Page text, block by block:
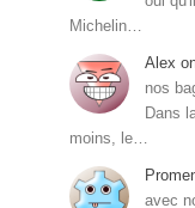
Michelin…
Alex
nos
Dans
moins, le…
avec